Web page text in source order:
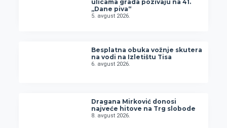
ulicama grada pozivaju na 41.
„Dane piva“
5. avgust 2026.
Besplatna obuka vožnje skutera
na vodi na Izletištu Tisa
6. avgust 2026.
Dragana Mirković donosi
najveće hitove na Trg slobode
8. avgust 2026.